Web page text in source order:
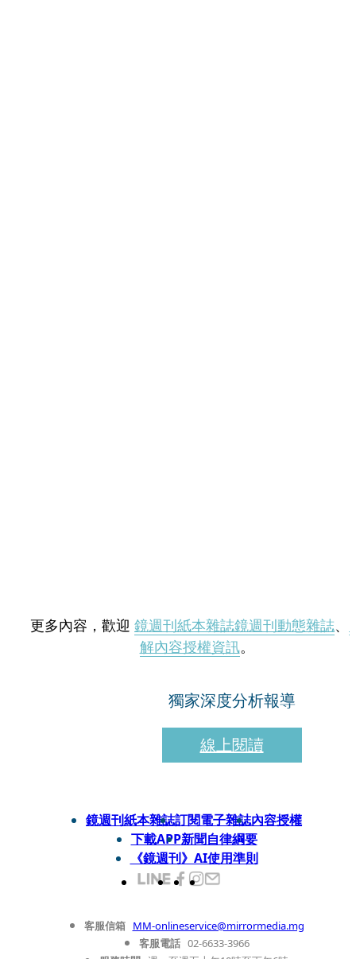
更多內容，歡迎 鏡週刊紙本雜誌鏡週刊動態雜誌、
解內容授權資訊。
獨家深度分析報導
線上閱讀
鏡週刊紙本雜誌訂閱電子雜誌內容授權
下載APP新聞自律綱要
《鏡週刊》AI使用準則
客服信箱 MM-onlineservice@mirrormedia.mg
客服電話 02-6633-3966